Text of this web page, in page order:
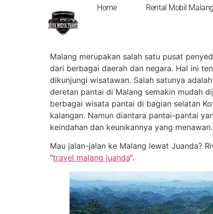
Home Rental Mobil Malang
Pantai Teluk
Malang merupakan salah satu pusat
dari berbagai daerah dan negara. Hal ini
dikunjungi wisatawan. Salah satunya
deretan pantai di Malang semakin mudah
berbagai wisata pantai di bagian selatan
kalangan. Namun diantara pantai-pantai
keindahan dan keunikannya yang menawan.
Mau jalan-jalan ke Malang lewat Juanda?
“travel malang juanda“.